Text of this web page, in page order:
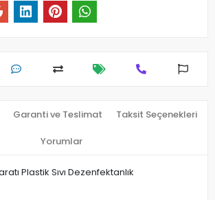
Garanti ve Teslimat Taksit Seçenekleri
Yorumlar
Plastik Sıvı Dezenfektanlık